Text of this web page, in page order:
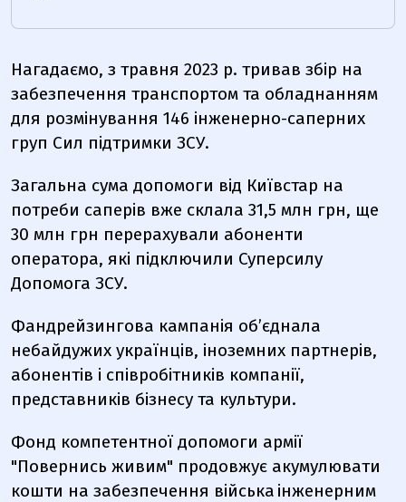
Нагадаємо, з травня 2023 р. тривав збір на
забезпечення транспортом та обладнанням
для розмінування 146 інженерно-саперних
груп Сил підтримки ЗСУ.
Загальна сума допомоги від Київстар на
потреби саперів вже склала 31,5 млн грн, ще
30 млн грн перерахували абоненти
оператора, які підключили Суперсилу
Допомога ЗСУ.
Фандрейзингова кампанія об’єднала
небайдужих українців, іноземних партнерів,
абонентів і співробітників компанії,
представників бізнесу та культури.
Фонд компетентної допомоги армії
"Повернись живим" продовжує акумулювати
кошти на забезпечення війська інженерним